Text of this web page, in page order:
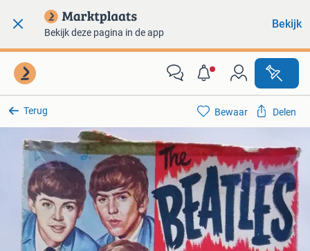
Bekijk deze pagina in de app
Bekijk
Terug Bewaar Delen